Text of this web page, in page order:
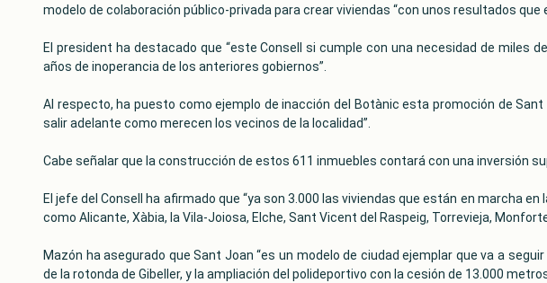
modelo de colaboración público-privada para crear viviendas “con unos resultados
El president ha destacado que “este Consell si cumple con una necesidad de miles
años de inoperancia de los anteriores gobiernos”.
Al respecto, ha puesto como ejemplo de inacción del Botànic esta promoción de
salir adelante como merecen los vecinos de la localidad”.
Cabe señalar que la construcción de estos 611 inmuebles contará con una inversión
El jefe del Consell ha afirmado que “ya son 3.000 las viviendas que están en marcha
como Alicante, Xàbia, la Vila-Joiosa, Elche, Sant Vicent del Raspeig, Torrevieja,
Mazón ha asegurado que Sant Joan “es un modelo de ciudad ejemplar que va a
de la rotonda de Gibeller, y la ampliación del polideportivo con la cesión de 13.000